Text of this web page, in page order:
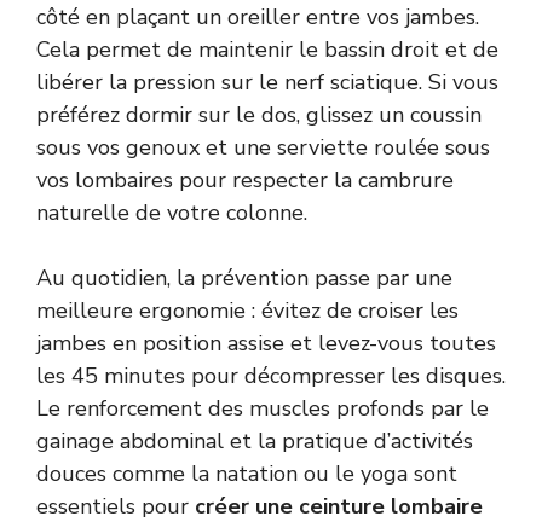
côté en plaçant un oreiller entre vos jambes.
Cela permet de maintenir le bassin droit et de
libérer la pression sur le nerf sciatique. Si vous
préférez dormir sur le dos, glissez un coussin
sous vos genoux et une serviette roulée sous
vos lombaires pour respecter la cambrure
naturelle de votre colonne.
Au quotidien, la prévention passe par une
meilleure ergonomie : évitez de croiser les
jambes en position assise et levez-vous toutes
les 45 minutes pour décompresser les disques.
Le renforcement des muscles profonds par le
gainage abdominal et la pratique d’activités
douces comme la natation ou le yoga sont
essentiels pour créer une ceinture lombaire